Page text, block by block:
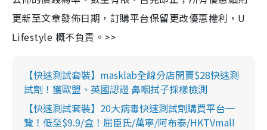
更新至文章發佈日期，訂購平台保留更改優惠權利，U
Lifestyle 概不負責。>>
【快速測試套裝】masklab全線分店開賣$28快速測
試劑！獲歐盟、英國認證 鼻咽拭子採樣檢測
【快速測試套裝】20大病毒快速測試劑購買平台一
覽！低至$9.9/盒！屈臣氏/萬寧/阿布泰/HKTVmall